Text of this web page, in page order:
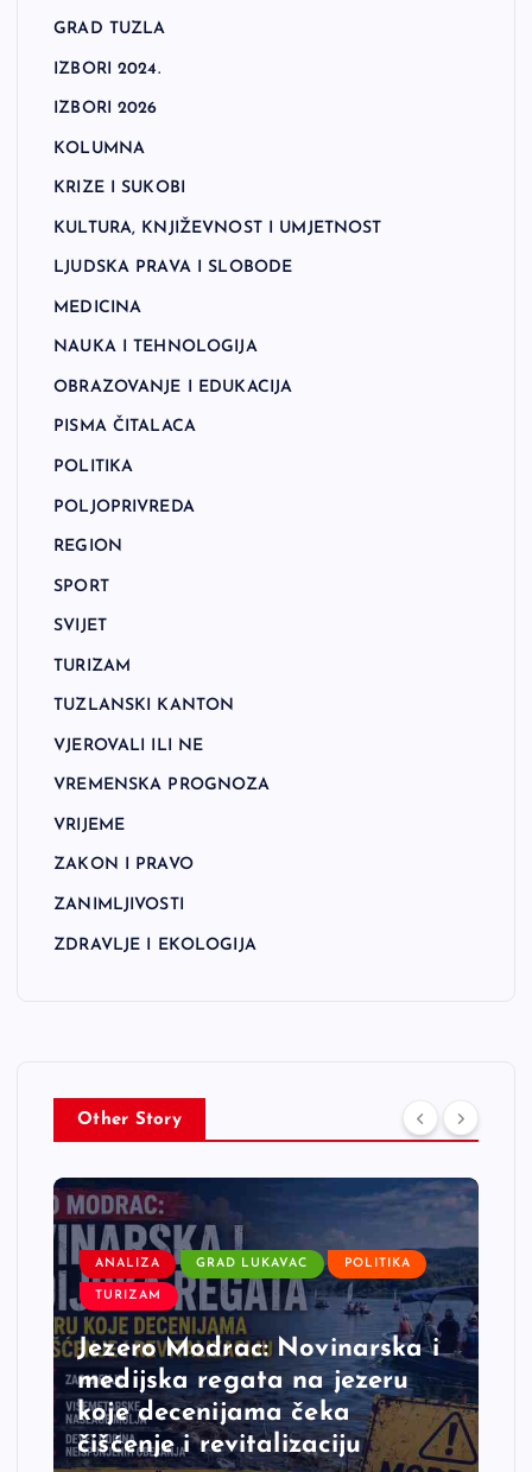
GRAD TUZLA
IZBORI 2024.
IZBORI 2026
KOLUMNA
KRIZE I SUKOBI
KULTURA, KNJIŽEVNOST I UMJETNOST
LJUDSKA PRAVA I SLOBODE
MEDICINA
NAUKA I TEHNOLOGIJA
OBRAZOVANJE I EDUKACIJA
PISMA ČITALACA
POLITIKA
POLJOPRIVREDA
REGION
SPORT
SVIJET
TURIZAM
TUZLANSKI KANTON
VJEROVALI ILI NE
VREMENSKA PROGNOZA
VRIJEME
ZAKON I PRAVO
ZANIMLJIVOSTI
ZDRAVLJE I EKOLOGIJA
Other Story
ANALIZA GRAD LUKAVAC POLITIKA
TURIZAM
Jezero Modrac: Novinarska i
medijska regata na jezeru
koje decenijama čeka
čišćenje i revitalizaciju